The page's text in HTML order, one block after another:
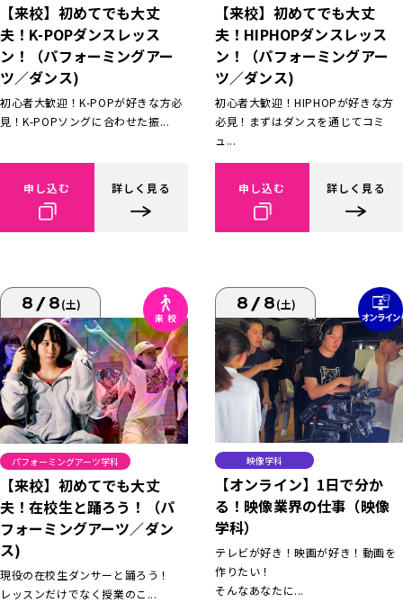
【来校】初めてでも大丈
夫！K-POPダンスレッス
ン！（パフォーミングアー
ツ／ダンス)
初心者大歓迎！K-POPが好きな方必
見！K-POPソングに合わせた振...
申し込む 詳しく見る
【来校】初めてでも大丈
夫！HIPHOPダンスレッス
ン！（パフォーミングアー
ツ／ダンス)
初心者大歓迎！HIPHOPが好きな方
必見！まずはダンスを通じてコミ
ュ...
申し込む 詳しく見る
8/8(土)
パフォーミングアーツ学科
【来校】初めてでも大丈
夫！在校生と踊ろう！（パ
フォーミングアーツ／ダン
ス)
現役の在校生ダンサーと踊ろう！
レッスンだけでなく授業のこ...
8/8(土)
映像学科
【オンライン】1日で分か
る！映像業界の仕事（映像
学科）
テレビが好き！映画が好き！動画を
作りたい！
そんなあなたに...